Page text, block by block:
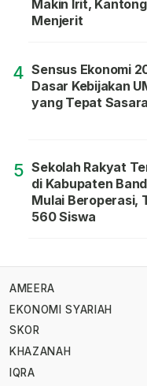
Makin Irit,
Menjerit
4 Sensus Ekonomi
Dasar Kebijakan
yang Tepat
5 Sekolah Rakyat
di Kabupaten
Mulai Beroperasi,
560 Siswa
AMEERA
EKONOMI SYARIAH
SKOR
KHAZANAH
IQRA